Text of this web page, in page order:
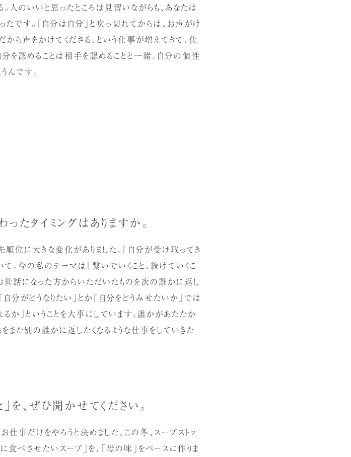
人のいいと思ったところは見習いながらも、あなたは
たです。「自分は自分」と吹っ切れてからは、お声がけ
ら声をかけてくださる、という仕事が増えてきて、仕
分を認めることは相手を認めることと一緒。自分の個性
んです。
たタイミングはありますか。
順位に大きな変化がありました。「自分が受け取ってき
。今の私のテーマは「繋いでいくこと、続けていくこ
お世話になった方からいただいたものを次の誰かに返し
自分がどうなりたい」とか「自分をどうみせたいか」では
か」ということを大事にしています。誰かがあたたか
また別の誰かに返したくなるような仕事をしていきた
を、ぜひ聞かせてください。
事だけをやろうと決めました。この冬、スープストッ
食べさせたいスープ」を、「母の味」をベースに作りま